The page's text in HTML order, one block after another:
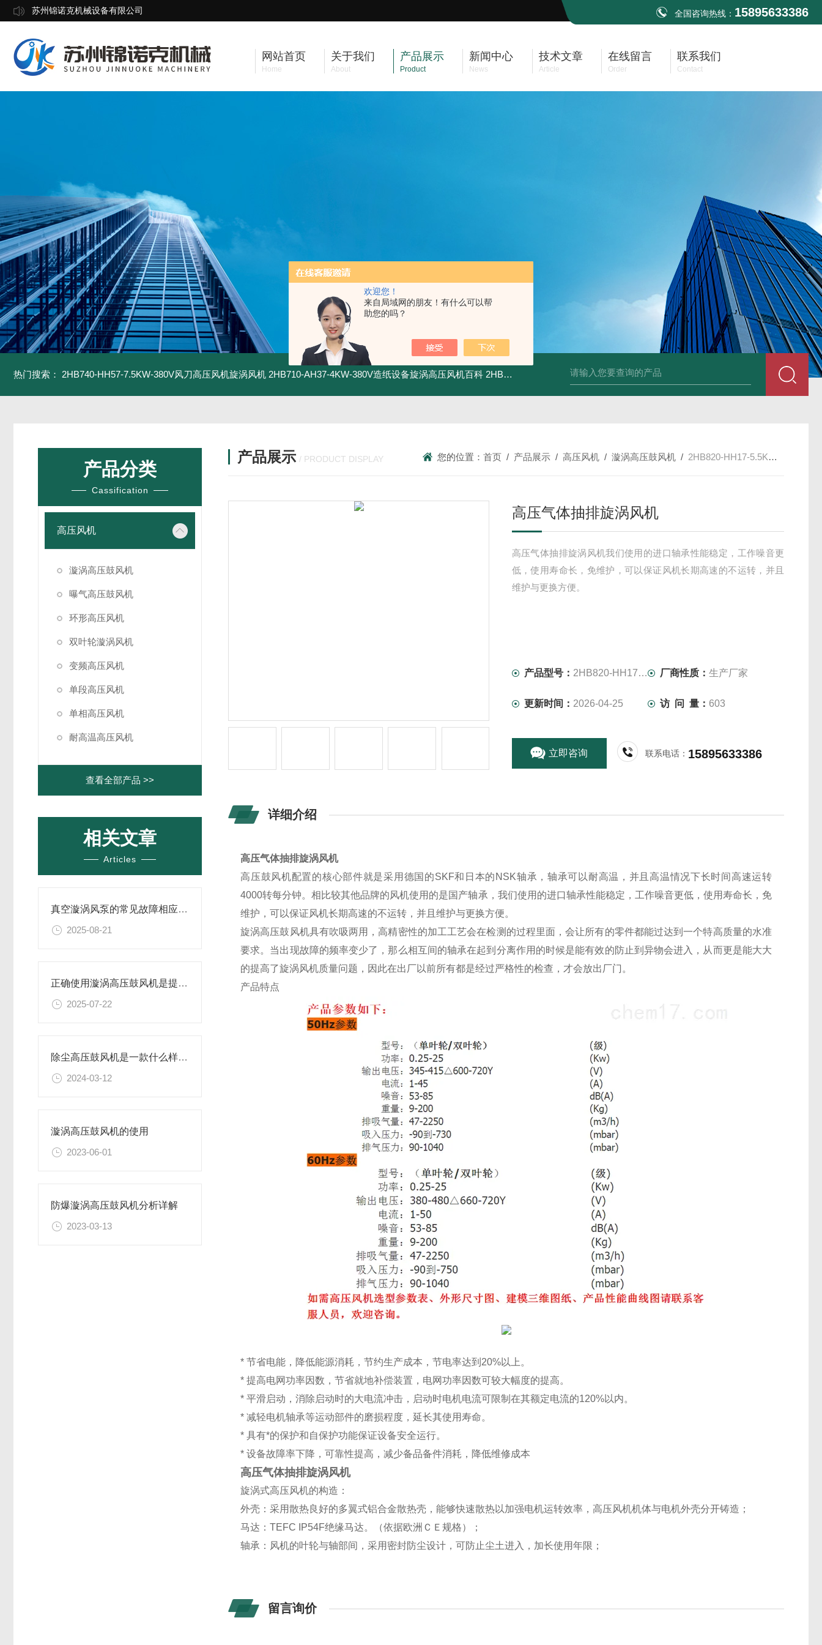
欢迎您！
来自局域网的朋友！有什么可以帮
助您的吗？
苏州锦诺克机械设备有限公司 全国咨询热线： 15895633386
网站首页
Home
关于我们
About
产品展示
Product
新闻中心
News
技术文章
Article
在线留言
Order
联系我们
Contact
热门搜索： 2HB740-HH57-7.5KW-380V风刀高压风机旋涡风机 2HB710-AH37-4KW-380V造纸设备旋涡高压风机百科 2HB820-HH27-7.5KW-380V强力吸尘高压风机旋涡风机 2HB930-AH07-8.5KW-
产品分类
Cassification
高压风机
漩涡高压鼓风机
曝气高压鼓风机
环形高压风机
双叶轮漩涡风机
变频高压风机
单段高压风机
单相高压风机
耐高温高压风机
查看全部产品 >>
相关文章
Articles
真空漩涡风泵的常见故障相应解决方案分享
2025-08-21
正确使用漩涡高压鼓风机是提升效率与安全性的关键
2025-07-22
除尘高压鼓风机是一款什么样的设备
2024-03-12
漩涡高压鼓风机的使用
2023-06-01
防爆漩涡高压鼓风机分析详解
2023-03-13
产品展示 / PRODUCT DISPLAY 您的位置：首页 / 产品展示 /高压风机 /漩涡高压鼓风机 / 2HB820-HH17-5.5KW-380V高压气体抽排旋涡风机
高压气体抽排旋涡风机
高压气体抽排旋涡风机我们使用的进口轴承性能稳定，工作噪音更
低，使用寿命长，免维护，可以保证风机长期高速的不运转，并且
维护与更换方便。
产品型号： 2HB820-HH17-5.5KW-380V 厂商性质：生产厂家
更新时间： 2026-04-25 访 问 量： 603
立即咨询 联系电话： 15895633386
详细介绍
高压气体抽排旋涡风机
高压鼓风机配置的核心部件就是采用德国的SKF和日本的NSK轴承，轴承可以耐高温，并且高温情况下长时间高速运转
4000转每分钟。相比较其他品牌的风机使用的是国产轴承，我们使用的进口轴承性能稳定，工作噪音更低，使用寿命长，免
维护，可以保证风机长期高速的不运转，并且维护与更换方便。
旋涡高压鼓风机具有吹吸两用，高精密性的加工工艺会在检测的过程里面，会让所有的零件都能过达到一个特高质量的水准
要求。当出现故障的频率变少了，那么相互间的轴承在起到分离作用的时候是能有效的防止到异物会进入，从而更是能大大
的提高了旋涡风机质量问题，因此在出厂以前所有都是经过严格性的检查，才会放出厂门。
产品特点
* 节省电能，降低能源消耗，节约生产成本，节电率达到20%以上。
* 提高电网功率因数，节省就地补偿装置，电网功率因数可较大幅度的提高。
* 平滑启动，消除启动时的大电流冲击，启动时电机电流可限制在其额定电流的120%以内。
* 减轻电机轴承等运动部件的磨损程度，延长其使用寿命。
* 具有*的保护和自保护功能保证设备安全运行。
* 设备故障率下降，可靠性提高，减少备品备件消耗，降低维修成本
高压气体抽排旋涡风机
旋涡式高压风机的构造：
外壳：采用散热良好的多翼式铝合金散热壳，能够快速散热以加强电机运转效率，高压风机机体与电机外壳分开铸造；
马达：TEFC IP54F绝缘马达。（依据欧洲ＣＥ规格）；
轴承：风机的叶轮与轴部间，采用密封防尘设计，可防止尘土进入，加长使用年限；
留言询价